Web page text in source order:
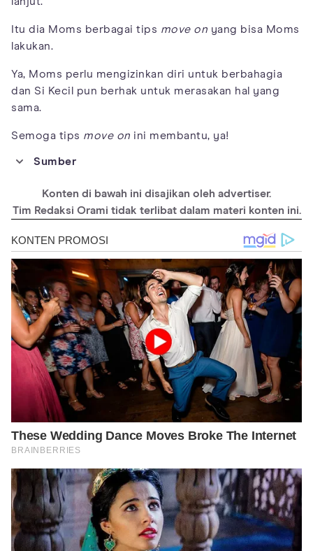
Itu dia Moms berbagai tips move on yang bisa Moms
lakukan.
Ya, Moms perlu mengizinkan diri untuk berbahagia
dan Si Kecil pun berhak untuk merasakan hal yang
sama.
Semoga tips move on ini membantu, ya!
Sumber
https://www.helpguide.org/articles/grief/dealing-with-a-
breakup-or-divorce.htm
Konten di bawah ini disajikan oleh advertiser.
Tim Redaksi Orami tidak terlibat dalam materi konten ini.